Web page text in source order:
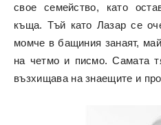
свое семейство, като
къща. Тъй като Лазар се
момче в бащиния занаят,
на четмо и писмо. Самата
възхищава на знаещите и